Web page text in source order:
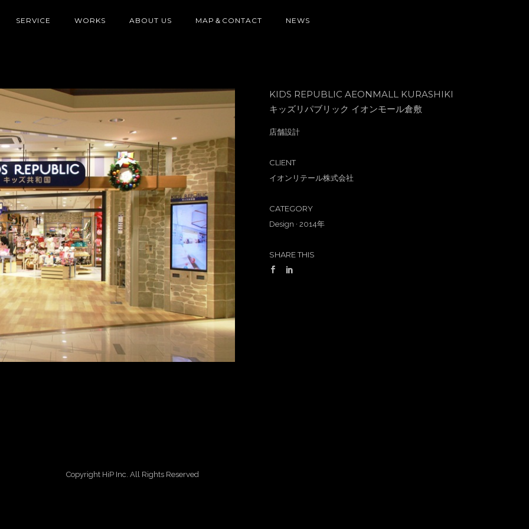
SERVICE WORKS ABOUT US MAP＆CONTACT NEWS
KIDS REPUBLIC AEONMALL KURASHIKI
キッズリパブリック イオンモール倉敷
店舗設計
CLIENT
イオンリテール株式会社
CATEGORY
Design · 2014年
SHARE THIS